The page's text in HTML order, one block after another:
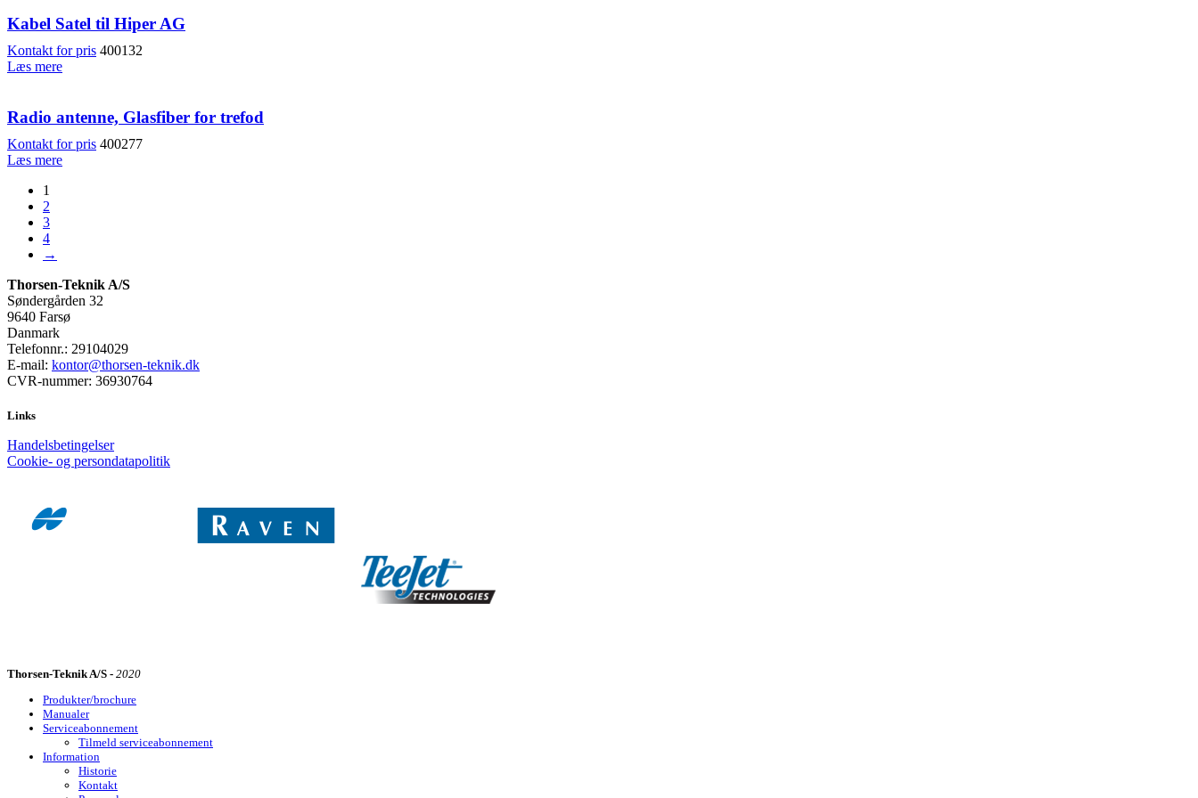
Kabel Satel til Hiper AG
Kontakt for pris 400132
Læs mere
Radio antenne, Glasfiber for trefod
Kontakt for pris 400277
Læs mere
1
2
3
4
→
Thorsen-Teknik A/S
Søndergården 32
9640 Farsø
Danmark
Telefonnr.: 29104029
E-mail: kontor@thorsen-teknik.dk
CVR-nummer: 36930764
Links
Handelsbetingelser
Cookie- og persondatapolitik
Thorsen-Teknik A/S - 2020
Produkter/brochure
Manualer
Serviceabonnement
Tilmeld serviceabonnement
Information
Historie
Kontakt